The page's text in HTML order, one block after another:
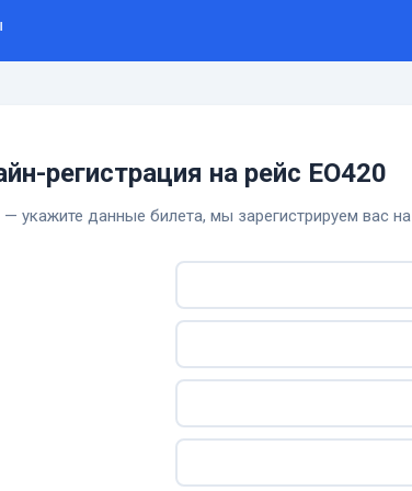
регистрация на рейс EO420
укажите данные билета, мы зарегистрируем вас